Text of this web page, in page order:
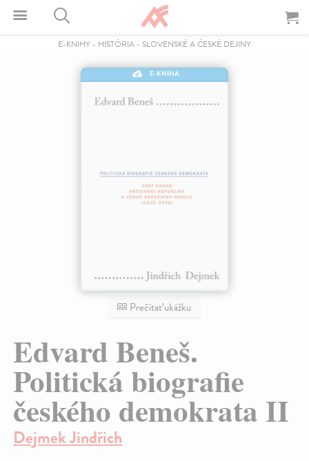
E-KNIHY - HISTÓRIA - SLOVENSKÉ A ČESKÉ DEJINY
E-KNIHA
Prečítať ukážku
Edvard Beneš.
Politická biografie
českého demokrata II
Dejmek Jindřich